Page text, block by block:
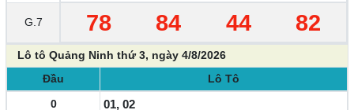
G.7 78 84 44 82
Lô tô Quảng Ninh thứ 3, ngày 4/8/2026
Đầu
Lô Tô
0
01, 02